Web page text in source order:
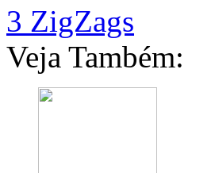
3 ZigZags
Veja Também: